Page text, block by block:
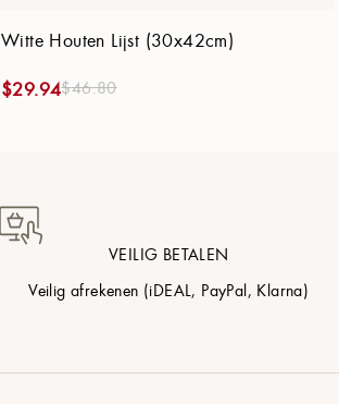
Witte Houten Lijst (30x42cm)
$46.80
$29.94
VEILIG BETALEN
Veilig afrekenen (iDEAL, PayPal, Klarna)